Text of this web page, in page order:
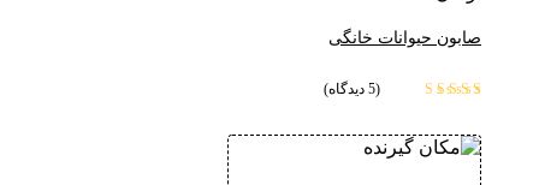
صابون حیوانات خانگی